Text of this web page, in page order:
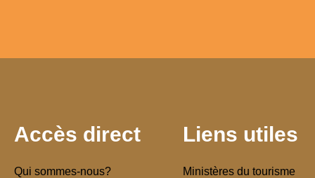
Accès direct
Qui sommes-nous?
Liens utiles
Ministères du tourisme